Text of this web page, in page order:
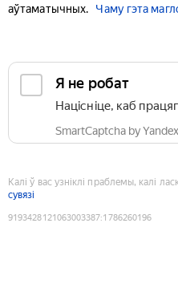
аўтаматычных.
Чаму гэта
Я не робат
Націсніце, каб
SmartCaptcha by
Калі ў вас узніклі праблемы, калі
сувязі
9193428121063003387:1786260196